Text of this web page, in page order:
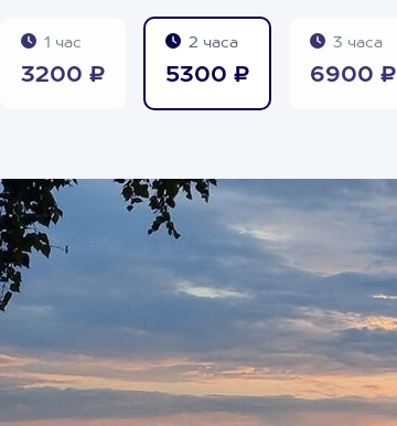
1 час
3200 ₽
2 часа
5300 ₽
3 часа
6900 ₽